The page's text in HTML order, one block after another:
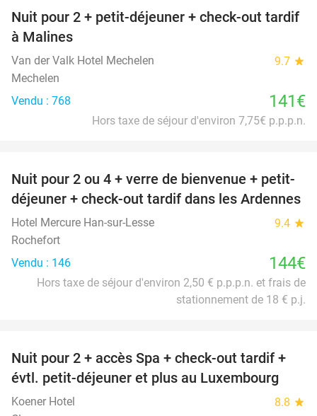
Nuit pour 2 + petit-déjeuner + check-out tardif
à Malines
Van der Valk Hotel Mechelen 9.7 star
Mechelen
Vendu : 768
141€
Hors taxe de séjour d'environ 7,75€ p.p.p.n.
Nuit pour 2 ou 4 + verre de bienvenue + petit-
déjeuner + check-out tardif dans les Ardennes
Hotel Mercure Han-sur-Lesse 9.4 star
Rochefort
Vendu : 146
144€
Hors taxe de séjour d'environ 2,50 € p.p.p.n. et frais de
stationnement de 18 € p.j.
17%
Nuit pour 2 + accès Spa + check-out tardif +
évtl. petit-déjeuner et plus au Luxembourg
Koener Hotel 8.8 star